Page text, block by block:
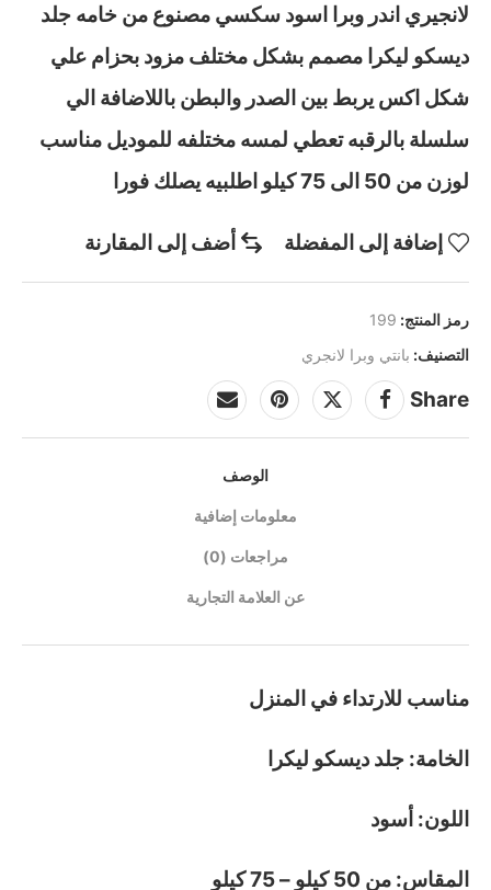
لانجيري اندر وبرا اسود سكسي مصنوع من خامه جلد
ديسكو ليكرا مصمم بشكل مختلف مزود بحزام علي
شكل اكس يربط بين الصدر والبطن باللاضافة الي
سلسلة بالرقبه تعطي لمسه مختلفه للموديل مناسب
لوزن من 50 الى 75 كيلو اطلبيه يصلك فورا
إضافة إلى المفضلة أضف إلى المقارنة
رمز المنتج: 199
التصنيف: بانتي وبرا لانجري
Share
الوصف
معلومات إضافية
مراجعات (0)
عن العلامة التجارية
مناسب للارتداء في المنزل
الخامة: جلد ديسكو ليكرا
اللون: أسود
المقاس: من 50 كيلو – 75 كيلو